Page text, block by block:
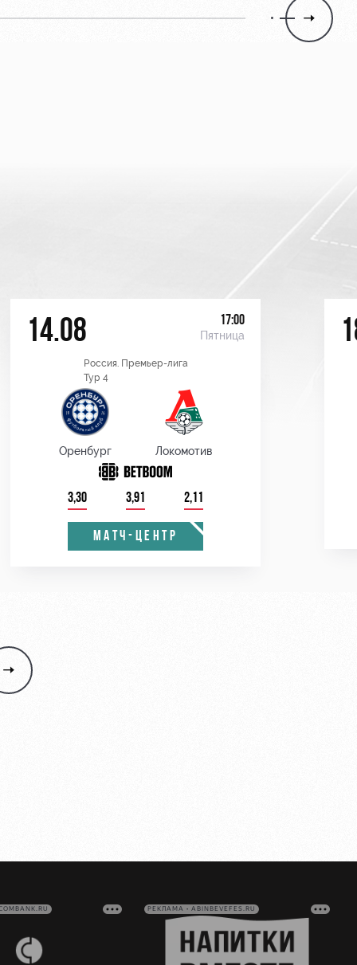
14.08 17:00
Пятница
Россия. Премьер-лига
Тур 4
Оренбург Локомотив
3,30 3,91 2,11
МАТЧ-ЦЕНТР
РЕКЛАМА • ABINBEVEFES.RU